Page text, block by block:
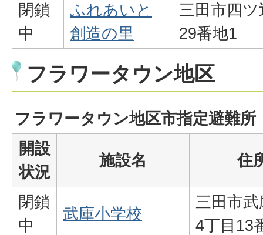
閉鎖
中
ふれあいと
創造の里
三田市四ツ
29番地1
フラワータウン地区
フラワータウン地区市指定避難所
開設
状況
施設名 住
閉鎖
中
武庫小学校
三田市
4丁目13